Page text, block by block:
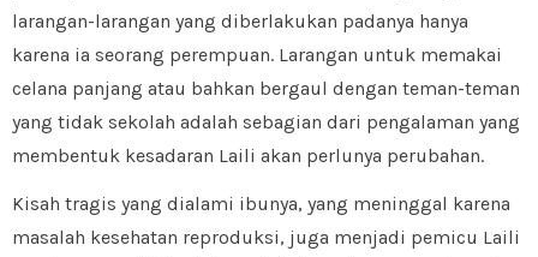
larangan-larangan yang diberlakukan padanya hanya
karena ia seorang perempuan. Larangan untuk memakai
celana panjang atau bahkan bergaul dengan teman-teman
yang tidak sekolah adalah sebagian dari pengalaman yang
membentuk kesadaran Laili akan perlunya perubahan.
Kisah tragis yang dialami ibunya, yang meninggal karena
masalah kesehatan reproduksi, juga menjadi pemicu Laili